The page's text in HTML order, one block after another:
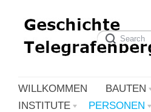
WILLKOMMEN BAUTEN
INSTITUTE
PERSONEN